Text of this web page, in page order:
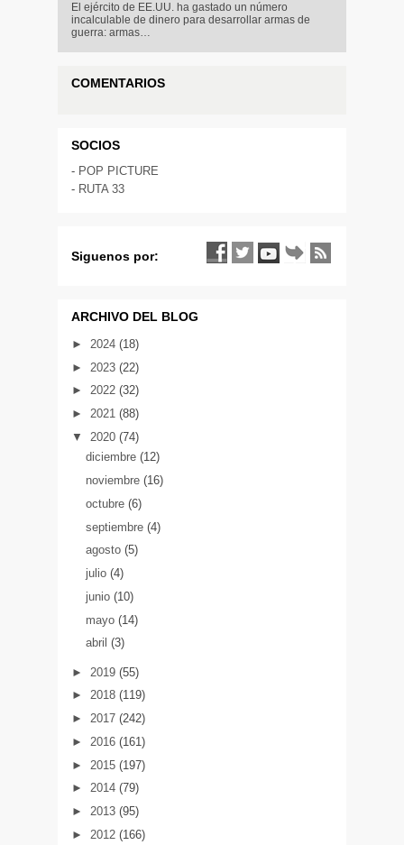
El ejército de EE.UU. ha gastado un número
incalculable de dinero para desarrollar armas de
guerra: armas…
COMENTARIOS
SOCIOS
- POP PICTURE
- RUTA 33
Siguenos por:
ARCHIVO DEL BLOG
► 2024 (18)
► 2023 (22)
► 2022 (32)
► 2021 (88)
▼ 2020 (74)
diciembre (12)
noviembre (16)
octubre (6)
septiembre (4)
agosto (5)
julio (4)
junio (10)
mayo (14)
abril (3)
► 2019 (55)
► 2018 (119)
► 2017 (242)
► 2016 (161)
► 2015 (197)
► 2014 (79)
► 2013 (95)
► 2012 (166)